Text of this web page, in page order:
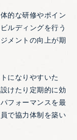
的な研修やポイン
ルディングを行う
メントの向上が期
になりやすいた
けたり定期的に効
フォーマンスを最
で協力体制を築い